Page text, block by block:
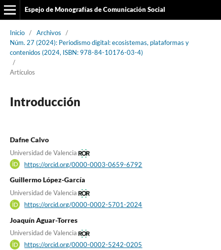
Espejo de Monografías de Comunicación Social
Inicio / Archivos
/
Núm. 27 (2024): Periodismo digital: ecosistemas, plataformas y
contenidos (2024, ISBN: 978-84-10176-03-4)
/
Artículos
Introducción
Dafne Calvo
Universidad de Valencia
https://orcid.org/0000-0003-0659-6792
Guillermo López-García
Universidad de Valencia
https://orcid.org/0000-0002-5701-2024
Joaquín Aguar-Torres
Universidad de Valencia
https://orcid.org/0000-0002-5242-0205